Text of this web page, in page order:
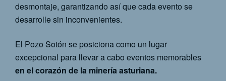
desmontaje, garantizando así que cada evento se
desarrolle sin inconvenientes.
El Pozo Sotón se posiciona como un lugar
excepcional para llevar a cabo eventos memorables
en el corazón de la minería asturiana.